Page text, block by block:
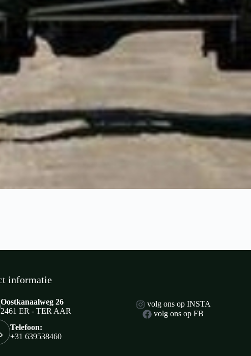
informatie
Oostkanaalweg 26
2461 ER - TER AAR
Telefoon:
+31 639538460
volg ons op INSTA
volg ons op FB